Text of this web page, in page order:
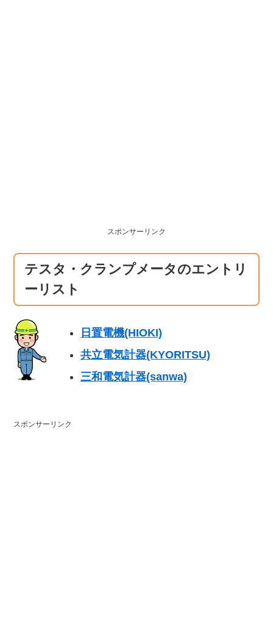
スポンサーリンク
テスタ・クランプメータのエントリ
ーリスト
日置電機(HIOKI)
共立電気計器(KYORITSU)
三和電気計器(sanwa)
スポンサーリンク